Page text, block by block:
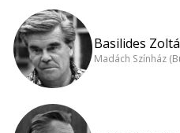
Basilides
Madách Színház